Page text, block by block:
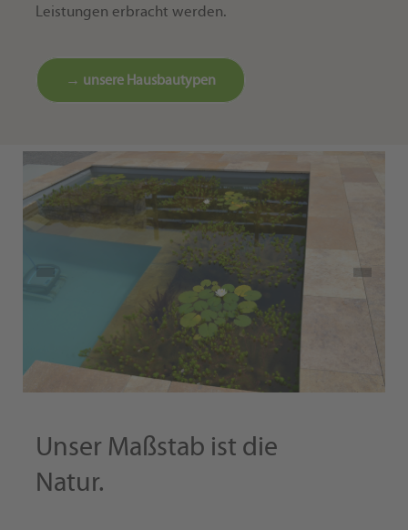
Leistungen erbracht werden.
→ unsere Hausbautypen
Unser Maßstab ist die
Natur.